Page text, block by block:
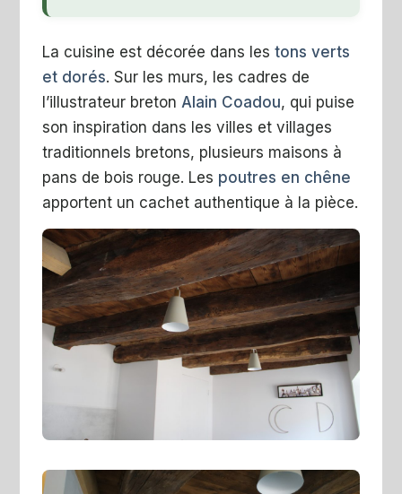
La cuisine est décorée dans les tons verts
et dorés. Sur les murs, les cadres de
l’illustrateur breton Alain Coadou, qui puise
son inspiration dans les villes et villages
traditionnels bretons, plusieurs maisons à
pans de bois rouge. Les poutres en chêne
apportent un cachet authentique à la pièce.